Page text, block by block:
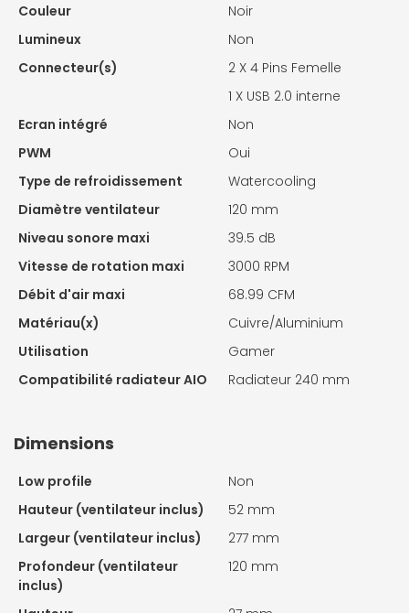
Couleur
Noir
Lumineux
Non
Connecteur(s)
2 X 4 Pins Femelle
1 X USB 2.0 interne
Ecran intégré
Non
PWM
Oui
Type de refroidissement
Watercooling
Diamètre ventilateur
120 mm
Niveau sonore maxi
39.5 dB
Vitesse de rotation maxi
3000 RPM
Débit d'air maxi
68.99 CFM
Matériau(x)
Cuivre/Aluminium
Utilisation
Gamer
Compatibilité radiateur AIO
Radiateur 240 mm
Dimensions
Low profile
Non
Hauteur (ventilateur inclus)
52 mm
Largeur (ventilateur inclus)
277 mm
Profondeur (ventilateur
inclus)
120 mm